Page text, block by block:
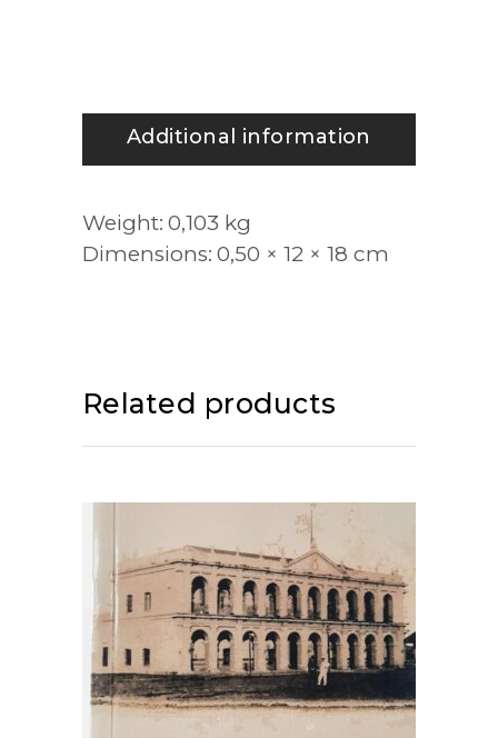
Additional information
Weight 0,103 kg
Dimensions 0,50 × 12 × 18 cm
Related products
ADD TO CART